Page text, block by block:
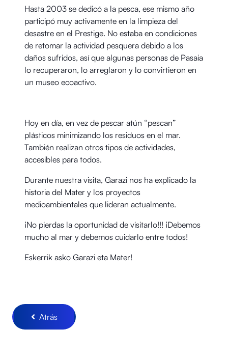
Hasta 2003 se dedicó a la pesca, ese mismo año
participó muy activamente en la limpieza del
desastre en el Prestige. No estaba en condiciones
de retomar la actividad pesquera debido a los
daños sufridos, así que algunas personas de Pasaia
lo recuperaron, lo arreglaron y lo convirtieron en
un museo ecoactivo.
Hoy en día, en vez de pescar atún “pescan”
plásticos minimizando los residuos en el mar.
También realizan otros tipos de actividades,
accesibles para todos.
Durante nuestra visita, Garazi nos ha explicado la
historia del Mater y los proyectos
medioambientales que lideran actualmente.
¡No pierdas la oportunidad de visitarlo!!! ¡Debemos
mucho al mar y debemos cuidarlo entre todos!
Eskerrik asko Garazi eta Mater!
Atrás